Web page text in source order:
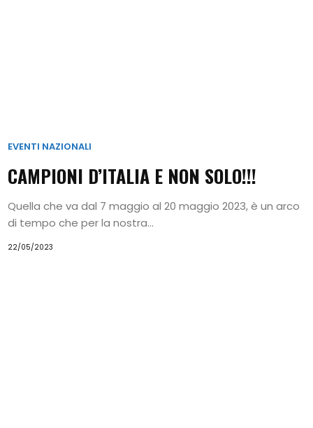
EVENTI NAZIONALI
CAMPIONI D’ITALIA E NON SOLO!!!
Quella che va dal 7 maggio al 20 maggio 2023, è un arco
di tempo che per la nostra...
22/05/2023